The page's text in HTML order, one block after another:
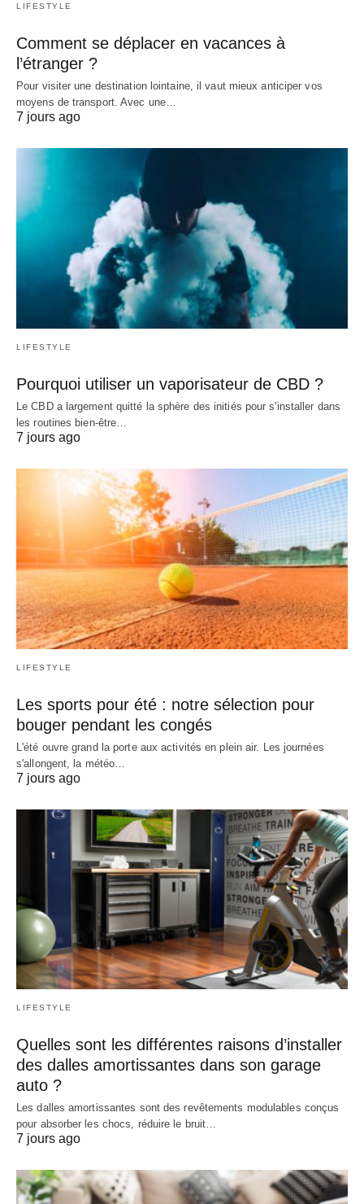
LIFESTYLE
Comment se déplacer en vacances à
l’étranger ?
Pour visiter une destination lointaine, il vaut mieux anticiper vos
moyens de transport. Avec une…
7 jours ago
LIFESTYLE
Pourquoi utiliser un vaporisateur de CBD ?
Le CBD a largement quitté la sphère des initiés pour s'installer dans
les routines bien-être…
7 jours ago
LIFESTYLE
Les sports pour été : notre sélection pour
bouger pendant les congés
L'été ouvre grand la porte aux activités en plein air. Les journées
s'allongent, la météo…
7 jours ago
LIFESTYLE
Quelles sont les différentes raisons d’installer
des dalles amortissantes dans son garage
auto ?
Les dalles amortissantes sont des revêtements modulables conçus
pour absorber les chocs, réduire le bruit…
7 jours ago